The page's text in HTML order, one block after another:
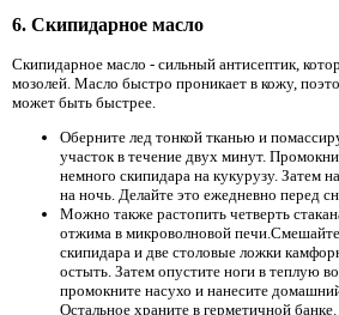
6. Скипидарное масло
Скипидарное масло - сильный антисептик,
мозолей. Масло быстро проникает в кожу,
может быть быстрее.
Оберните лед тонкой тканью и
участок в течение двух минут.
немного скипидара на кукурузу. Затем
на ночь. Делайте это ежедневно перед
Можно также растопить четверть
отжима в микроволновой
скипидара и две столовые ложки
остыть. Затем опустите ноги в теплую
промокните насухо и нанесите
Остальное храните в герметичной